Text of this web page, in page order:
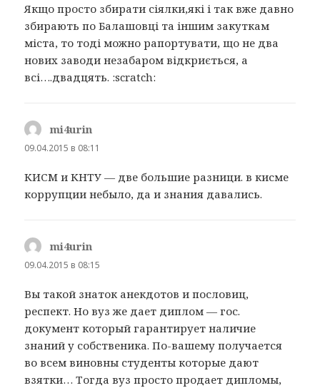
Якщо просто збирати сіялки,які і так вже давно
збирають по Балашовці та іншим закуткам
міста, то тоді можно рапортувати, що не два
нових заводи незабаром відкриється, а
всі….двадцять. :scratch:
mi4urin
09.04.2015 в 08:11
КИСМ и КНТУ — две большие разници. в кисме
коррупции небыло, да и знания давались.
mi4urin
09.04.2015 в 08:15
Вы такой знаток анекдотов и пословиц,
респект. Но вуз же дает диплом — гос.
документ который гарантирует наличие
знаний у собственика. По-вашему получается
во всем виновны студенты которые дают
взятки… Тогда вуз просто продает дипломы,